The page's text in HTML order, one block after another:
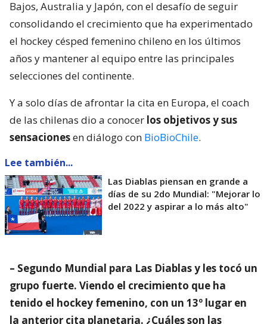
Bajos, Australia y Japón, con el desafío de seguir
consolidando el crecimiento que ha experimentado
el hockey césped femenino chileno en los últimos
años y mantener al equipo entre las principales
selecciones del continente.
Y a solo días de afrontar la cita en Europa, el coach
de las chilenas dio a conocer los objetivos y sus
sensacionesen diálogo con BioBioChile.
Lee también...
Las Diablas piensan en grande a
días de su 2do Mundial: "Mejorar lo
del 2022 y aspirar a lo más alto"
– Segundo Mundial para Las Diablas y les tocó un
grupo fuerte. Viendo el crecimiento que ha
tenido el hockey femenino, con un 13º lugar en
la anterior cita planetaria. ¿Cuáles son las